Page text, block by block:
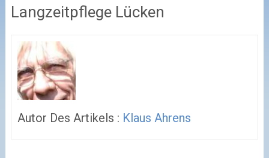
Langzeitpflege Lücken
Autor Des Artikels : Klaus Ahrens